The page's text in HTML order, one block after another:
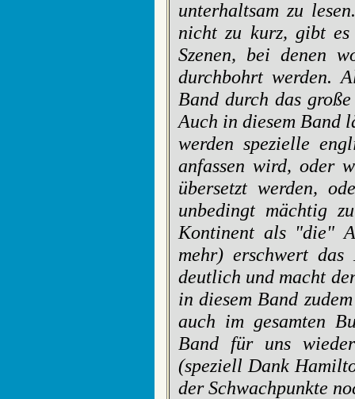
unterhaltsam zu
nicht zu kurz, gibt
Szenen, bei denen
durchbohrt werden.
Band durch das
Auch in diesem Band
werden spezielle
anfassen wird, oder
übersetzt werden,
unbedingt mächtig
Kontinent als "die"
mehr) erschwert das
deutlich und macht
in diesem Band
auch im gesamten
Band für uns
(speziell Dank
der Schwachpunkte